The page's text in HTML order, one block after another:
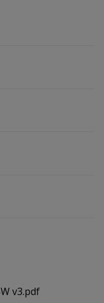
v3.pdf